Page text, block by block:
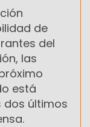
de
del
las
está
dos últimos